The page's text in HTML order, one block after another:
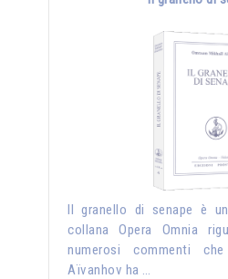
Il granello di senape è
collana Opera Omnia
numerosi commenti
Aïvanhov ha …